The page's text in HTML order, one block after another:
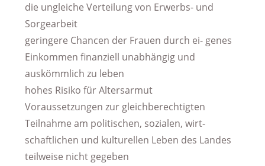
die ungleiche Verteilung von Erwerbs- und
Sorgearbeit
geringere Chancen der Frauen durch ei- genes
Einkommen finanziell unabhängig und
auskömmlich zu leben
hohes Risiko für Altersarmut
Voraussetzungen zur gleichberechtigten
Teilnahme am politischen, sozialen, wirt-
schaftlichen und kulturellen Leben des Landes
teilweise nicht gegeben